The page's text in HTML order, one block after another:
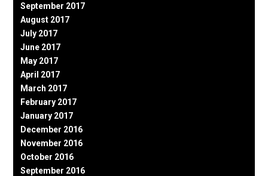
September 2017
August 2017
July 2017
June 2017
May 2017
April 2017
March 2017
February 2017
January 2017
December 2016
November 2016
October 2016
September 2016